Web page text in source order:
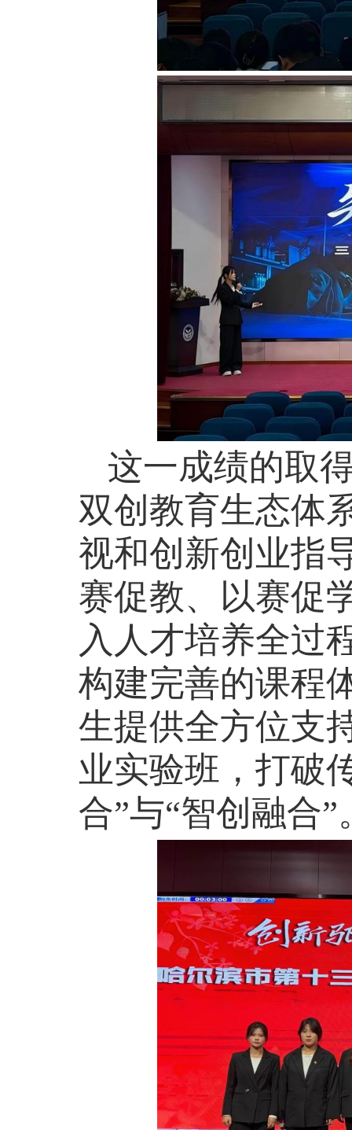
这一成绩的取
双创教育生态体
视和创新创业指
赛促教、以赛促
入人才培养全过
构建完善的课程
生提供全方位支
业实验班，打破
合”与“智创融合”